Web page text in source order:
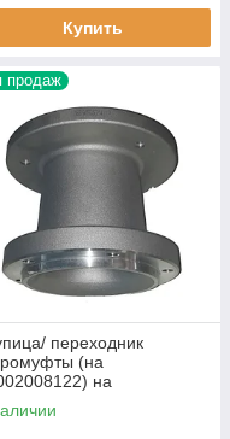
Купить
продаж
переходник
(на
на
МЕРСЕДЕС,
MARKET YP034